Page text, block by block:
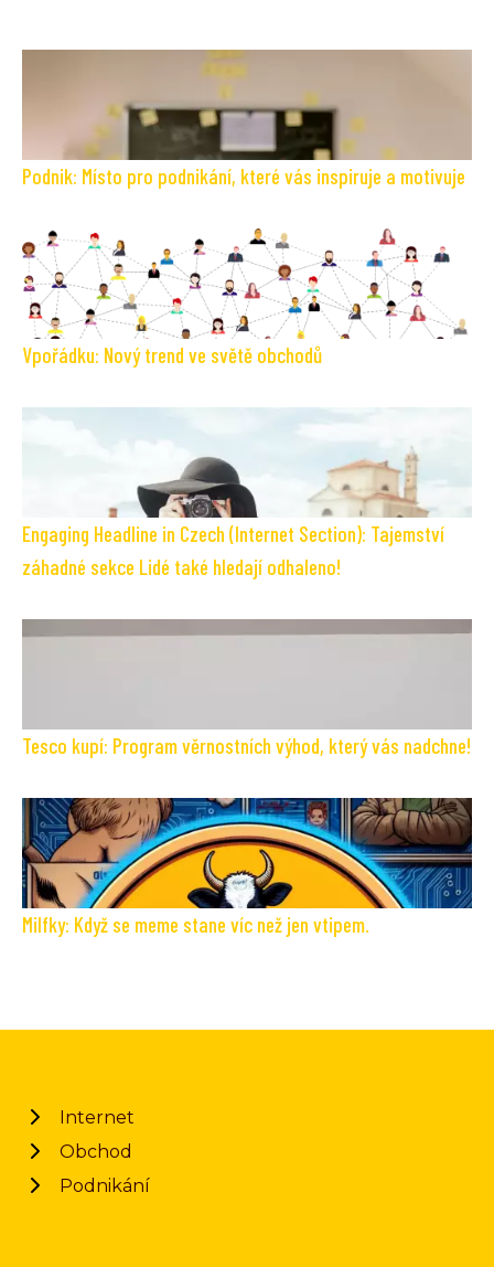
Podnik: Místo pro podnikání, které vás inspiruje a motivuje
Vpořádku: Nový trend ve světě obchodů
Engaging Headline in Czech (Internet Section): Tajemství
záhadné sekce Lidé také hledají odhaleno!
Tesco kupí: Program věrnostních výhod, který vás nadchne!
Milfky: Když se meme stane víc než jen vtipem.
Internet
Obchod
Podnikání